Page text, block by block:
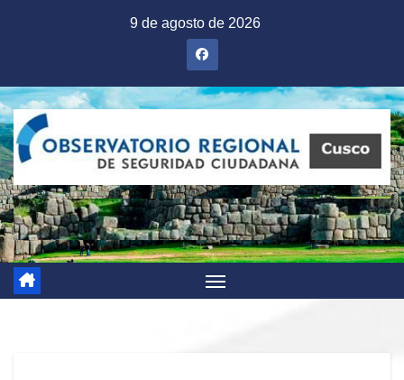
9 de agosto de 2026